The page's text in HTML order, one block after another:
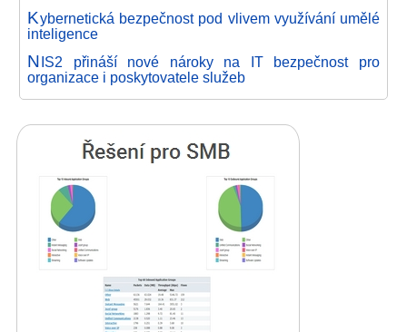
Kybernetická bezpečnost pod vlivem využívání umělé
inteligence
NIS2 přináší nové nároky na IT bezpečnost pro
organizace i poskytovatele služeb